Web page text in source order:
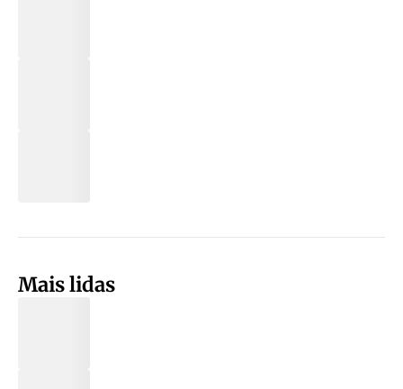
Mais lidas